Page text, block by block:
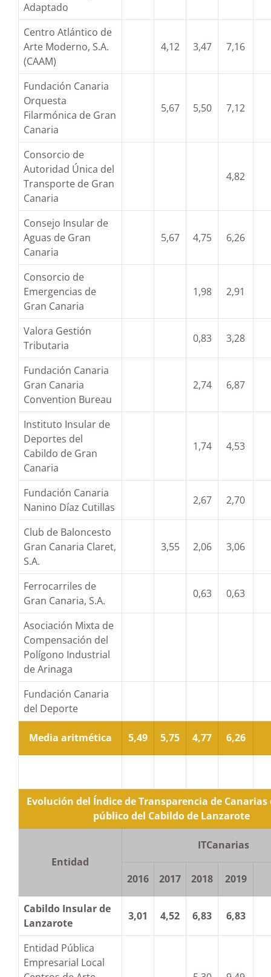
Adaptado
Centro Atlántico de
Arte Moderno, S.A.
(CAAM)
4,12 3,47 7,16
Fundación Canaria
Orquesta
Filarmónica de Gran
Canaria
5,67 5,50 7,12
Consorcio de
Autoridad Única del
Transporte de Gran
Canaria
4,82
Consejo Insular de
Aguas de Gran
Canaria
5,67 4,75 6,26
Consorcio de
Emergencias de
Gran Canaria
1,98 2,91
Valora Gestión
Tributaria
0,83 3,28
Fundación Canaria
Gran Canaria
Convention Bureau
2,74 6,87
Instituto Insular de
Deportes del
Cabildo de Gran
Canaria
1,74 4,53
Fundación Canaria
Nanino Díaz Cutillas
2,67 2,70
Club de Baloncesto
Gran Canaria Claret,
S.A.
3,55 2,06 3,06
Ferrocarriles de
Gran Canaria, S.A.
0,63 0,63
Asociación Mixta de
Compensación del
Polígono Industrial
de Arinaga
Fundación Canaria
del Deporte
Media aritmética 5,49 5,75 4,77 6,26
Evolución del Índice de Transparencia de Canarias
público del Cabildo de Lanzarote
Entidad
ITCanarias
2016 2017 2018 2019
Cabildo Insular de
Lanzarote
3,01 4,52 6,83 6,83
Entidad Pública
Empresarial Local